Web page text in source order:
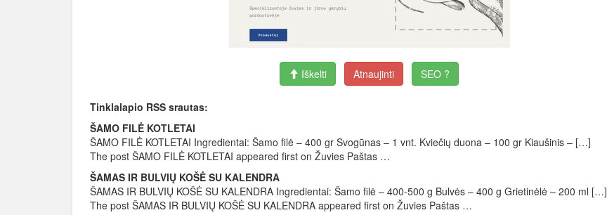
Iškelti Atnaujinti SEO ?
Tinklalapio RSS srautas:
ŠAMO FILĖ KOTLETAI
ŠAMO FILĖ KOTLETAI Ingredientai: Šamo filė – 400 gr Svogūnas – 1 vnt. Kviečių duona – 100 gr Kiaušinis – […]
The post ŠAMO FILĖ KOTLETAI appeared first on Žuvies Paštas …
ŠAMAS IR BULVIŲ KOŠĖ SU KALENDRA
ŠAMAS IR BULVIŲ KOŠĖ SU KALENDRA Ingredientai: Šamo filė – 400-500 g Bulvės – 400 g Grietinėlė – 200 ml […]
The post ŠAMAS IR BULVIŲ KOŠĖ SU KALENDRA appeared first on Žuvies Paštas …